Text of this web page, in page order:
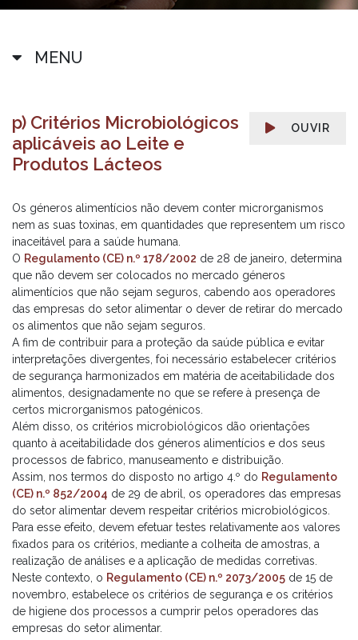
MENU
OUVIR
p) Critérios Microbiológicos
aplicáveis ao Leite e
Produtos Lácteos
Os géneros alimentícios não devem conter microrganismos
nem as suas toxinas, em quantidades que representem um risco
inaceitável para a saúde humana.
O Regulamento (CE) n.º 178/2002 de 28 de janeiro, determina
que não devem ser colocados no mercado géneros
alimentícios que não sejam seguros, cabendo aos operadores
das empresas do setor alimentar o dever de retirar do mercado
os alimentos que não sejam seguros.
A fim de contribuir para a proteção da saúde pública e evitar
interpretações divergentes, foi necessário estabelecer critérios
de segurança harmonizados em matéria de aceitabilidade dos
alimentos, designadamente no que se refere à presença de
certos microrganismos patogénicos.
Além disso, os critérios microbiológicos dão orientações
quanto à aceitabilidade dos géneros alimentícios e dos seus
processos de fabrico, manuseamento e distribuição.
Assim, nos termos do disposto no artigo 4.º do Regulamento
(CE) n.º 852/2004 de 29 de abril, os operadores das empresas
do setor alimentar devem respeitar critérios microbiológicos.
Para esse efeito, devem efetuar testes relativamente aos valores
fixados para os critérios, mediante a colheita de amostras, a
realização de análises e a aplicação de medidas corretivas.
Neste contexto, o Regulamento (CE) n.º 2073/2005 de 15 de
novembro, estabelece os critérios de segurança e os critérios
de higiene dos processos a cumprir pelos operadores das
empresas do setor alimentar.